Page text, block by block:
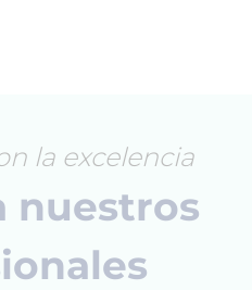
la excelencia
nuestros